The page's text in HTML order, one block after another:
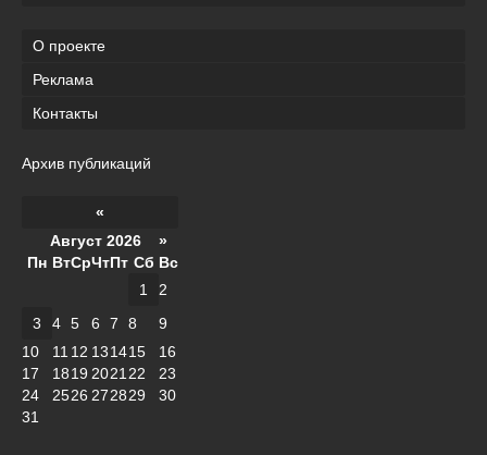
О проекте
Реклама
Контакты
Архив публикаций
«
Август 2026 »
Пн ВтСрЧтПт Сб Вс
1
2
3
4 5 6 7 8
9
10
11 12 131415
16
17
1819 202122
23
24
2526 272829
30
31